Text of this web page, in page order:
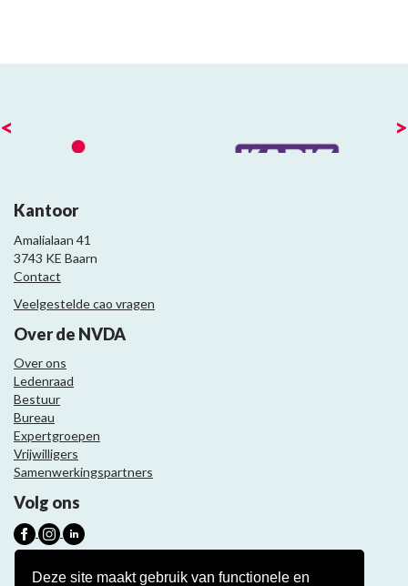
Deze site maakt gebruik van functionele en
< >
Kantoor
Amalialaan 41
3743 KE Baarn
Contact
Veelgestelde cao vragen
Over de NVDA
Over ons
Ledenraad
Bestuur
Bureau
Expertgroepen
Vrijwilligers
Samenwerkingspartners
Volg ons
Nieuwsbrief